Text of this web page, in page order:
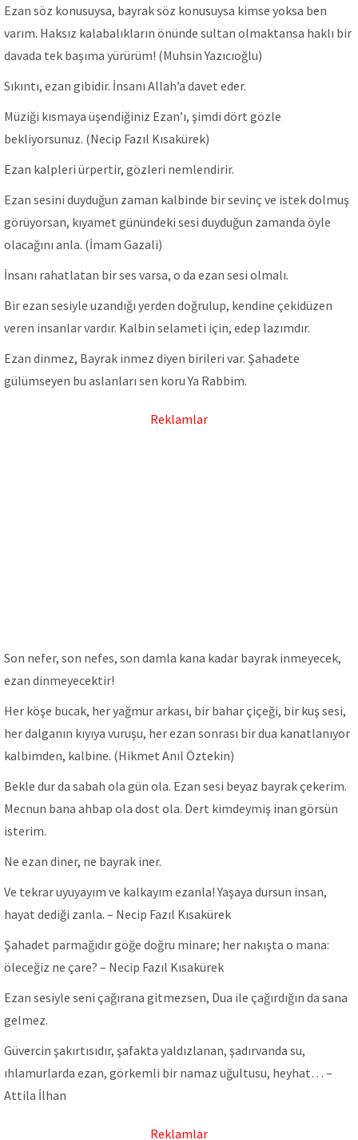
Ezan söz konusuysa, bayrak söz konusuysa kimse yoksa ben
varım. Haksız kalabalıkların önünde sultan olmaktansa haklı bir
davada tek başıma yürürüm! (Muhsin Yazıcıoğlu)
Sıkıntı, ezan gibidir. İnsanı Allah’a davet eder.
Müziği kısmaya üşendiğiniz Ezan’ı, şimdi dört gözle
bekliyorsunuz. (Necip Fazıl Kısakürek)
Ezan kalpleri ürpertir, gözleri nemlendirir.
Ezan sesini duyduğun zaman kalbinde bir sevinç ve istek dolmuş
görüyorsan, kıyamet günündeki sesi duyduğun zamanda öyle
olacağını anla. (İmam Gazali)
İnsanı rahatlatan bir ses varsa, o da ezan sesi olmalı.
Bir ezan sesiyle uzandığı yerden doğrulup, kendine çekidüzen
veren insanlar vardır. Kalbin selameti için, edep lazımdır.
Ezan dinmez, Bayrak inmez diyen birileri var. Şahadete
gülümseyen bu aslanları sen koru Ya Rabbim.
Reklamlar
Son nefer, son nefes, son damla kana kadar bayrak inmeyecek,
ezan dinmeyecektir!
Her köşe bucak, her yağmur arkası, bir bahar çiçeği, bir kuş sesi,
her dalganın kıyıya vuruşu, her ezan sonrası bir dua kanatlanıyor
kalbimden, kalbine. (Hikmet Anıl Öztekin)
Bekle dur da sabah ola gün ola. Ezan sesi beyaz bayrak çekerim.
Mecnun bana ahbap ola dost ola. Dert kimdeymiş inan görsün
isterim.
Ne ezan diner, ne bayrak iner.
Ve tekrar uyuyayım ve kalkayım ezanla! Yaşaya dursun insan,
hayat dediği zanla. – Necip Fazıl Kısakürek
Şahadet parmağıdır göğe doğru minare; her nakışta o mana:
öleceğiz ne çare? – Necip Fazıl Kısakürek
Ezan sesiyle seni çağırana gitmezsen, Dua ile çağırdığın da sana
gelmez.
Güvercin şakırtısıdır, şafakta yaldızlanan, şadırvanda su,
ıhlamurlarda ezan, görkemli bir namaz uğultusu, heyhat… –
Attila İlhan
Reklamlar